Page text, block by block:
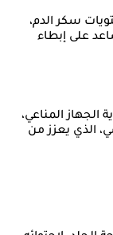
سكر الدم،
على إبطاء
الجهاز المناعي،
الذي يعزز من